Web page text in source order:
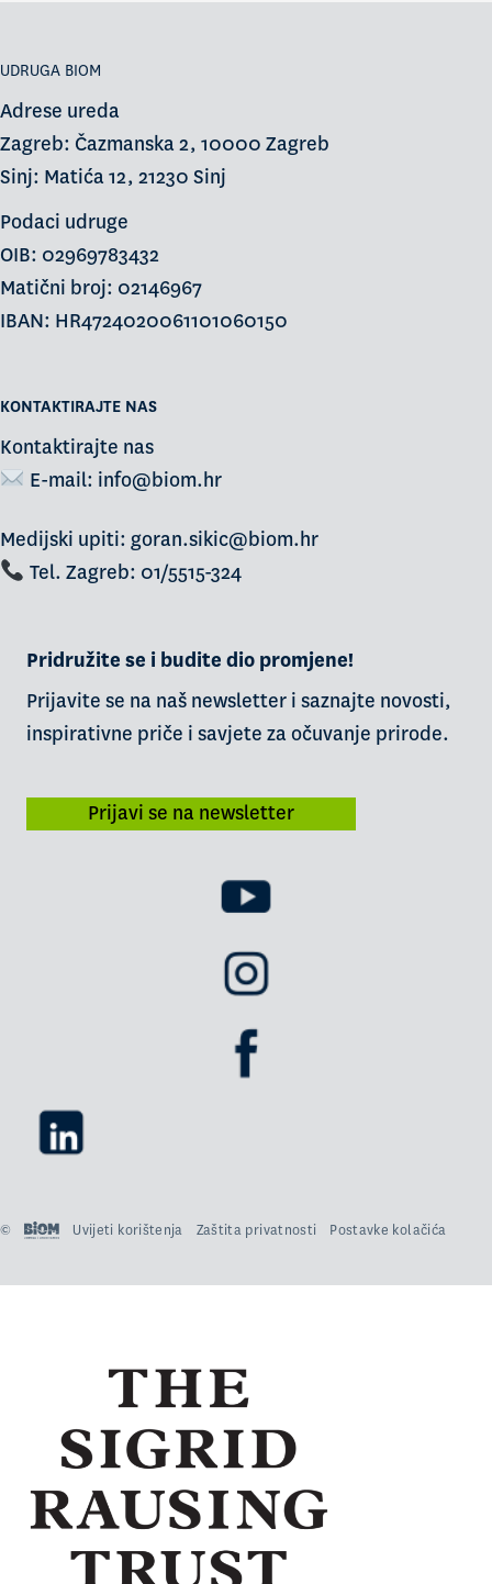
UDRUGA BIOM
Adrese ureda
Zagreb: Čazmanska 2, 10000 Zagreb
Sinj: Matića 12, 21230 Sinj
Podaci udruge
OIB: 02969783432
Matični broj: 02146967
IBAN: HR4724020061101060150
KONTAKTIRAJTE NAS
Kontaktirajte nas
E-mail: info@biom.hr
Medijski upiti: goran.sikic@biom.hr
Tel. Zagreb: 01/5515-324
Pridružite se i budite dio promjene!
Prijavite se na naš newsletter i saznajte novosti,
inspirativne priče i savjete za očuvanje prirode.
Prijavi se na newsletter
© Uvijeti korištenja Zaštita privatnosti Postavke kolačića